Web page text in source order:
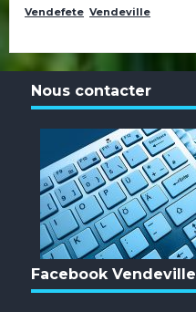
Vendefete Vendeville
Nous contacter
Facebook Vendeville